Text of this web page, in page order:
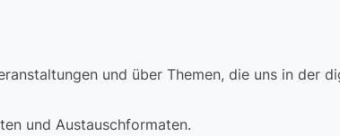
und über Themen, die uns in der
und Austauschformaten.